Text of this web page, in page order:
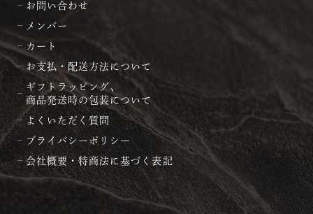
お問い合わせ
メンバー
カート
お支払・配送方法について
ギフトラッピング、
商品発送時の包装について
よくいただく質問
プライバシーポリシー
会社概要・特商法に基づく表記